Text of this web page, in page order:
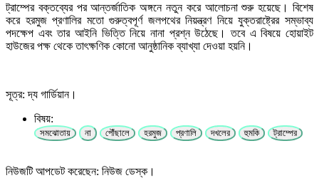
ট্রাম্পের বক্তব্যের পর আন্তর্জাতিক অঙ্গনে নতুন করে আলোচনা শুরু হয়েছে। বিশেষ
করে হরমুজ প্রণালির মতো গুরুত্বপূর্ণ জলপথের নিয়ন্ত্রণ নিয়ে যুক্তরাষ্ট্রের সম্ভাব্য
পদক্ষেপ এবং তার আইনি ভিত্তি নিয়ে নানা প্রশ্ন উঠেছে। তবে এ বিষয়ে হোয়াইট
হাউজের পক্ষ থেকে তাৎক্ষণিক কোনো আনুষ্ঠানিক ব্যাখ্যা দেওয়া হয়নি।
সূত্র: দ্য গার্ডিয়ান।
বিষয়:
সমঝোতায় না পৌঁছালে হরমুজ প্রণালি দখলের হুমকি ট্রাম্পের
নিউজটি আপডেট করেছেন: নিউজ ডেস্ক।